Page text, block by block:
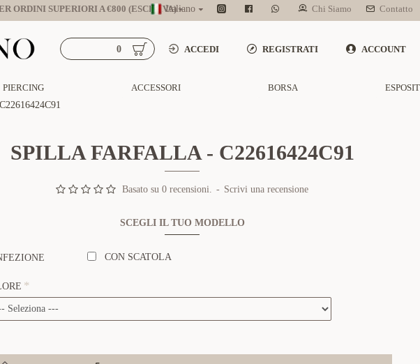
ORDINI SUPERIORI A €800 (ESCL. IVA)Italiano Chi Siamo Contatto
ACCEDI REGISTRATI ACCOUNT
0
PIERCING ACCESSORI BORSA
SPILLA FARFALLA - C22616424C91
Basato su 0 recensioni. - Scrivi una recensione
SCEGLI IL TUO MODELLO
CON SCATOLA